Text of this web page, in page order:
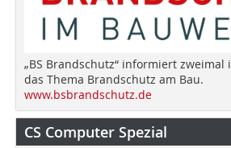
„BS Brandschutz“ informiert zweimal
das Thema Brandschutz am Bau.
www.bsbrandschutz.de
CS Computer Spezial